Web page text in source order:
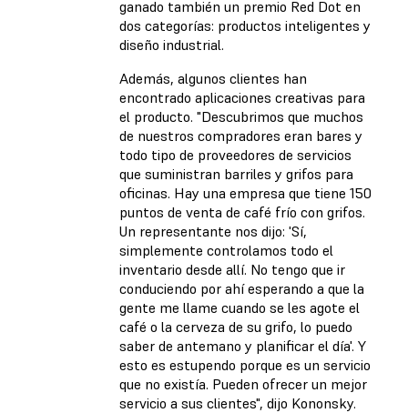
ganado también un premio Red Dot en
dos categorías: productos inteligentes y
diseño industrial.
Además, algunos clientes han
encontrado aplicaciones creativas para
el producto. "Descubrimos que muchos
de nuestros compradores eran bares y
todo tipo de proveedores de servicios
que suministran barriles y grifos para
oficinas. Hay una empresa que tiene 150
puntos de venta de café frío con grifos.
Un representante nos dijo: 'Sí,
simplemente controlamos todo el
inventario desde allí. No tengo que ir
conduciendo por ahí esperando a que la
gente me llame cuando se les agote el
café o la cerveza de su grifo, lo puedo
saber de antemano y planificar el día'. Y
esto es estupendo porque es un servicio
que no existía. Pueden ofrecer un mejor
servicio a sus clientes", dijo Kononsky.